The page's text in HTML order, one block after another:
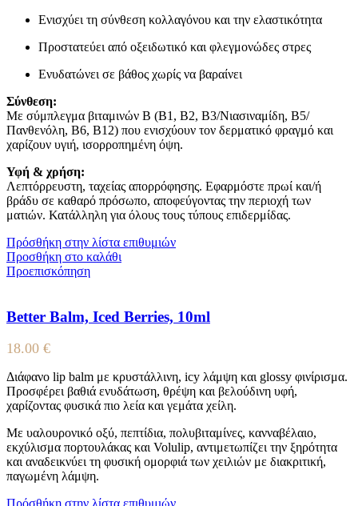
Ενισχύει τη σύνθεση κολλαγόνου και την ελαστικότητα
Προστατεύει από οξειδωτικό και φλεγμονώδες στρες
Ενυδατώνει σε βάθος χωρίς να βαραίνει
Σύνθεση:
Με σύμπλεγμα βιταμινών Β (Β1, Β2, Β3/Νιασιναμίδη, Β5/
Πανθενόλη, Β6, Β12) που ενισχύουν τον δερματικό φραγμό και
χαρίζουν υγιή, ισορροπημένη όψη.
Υφή & χρήση:
Λεπτόρρευστη, ταχείας απορρόφησης. Εφαρμόστε πρωί και/ή
βράδυ σε καθαρό πρόσωπο, αποφεύγοντας την περιοχή των
ματιών. Κατάλληλη για όλους τους τύπους επιδερμίδας.
Πρόσθήκη στην λίστα επιθυμιών
Προσθήκη στο καλάθι
Προεπισκόπηση
Better Balm, Iced Berries, 10ml
18.00 €
Διάφανο lip balm με κρυστάλλινη, icy λάμψη και glossy φινίρισμα.
Προσφέρει βαθιά ενυδάτωση, θρέψη και βελούδινη υφή,
χαρίζοντας φυσικά πιο λεία και γεμάτα χείλη.
Με υαλουρονικό οξύ, πεπτίδια, πολυβιταμίνες, κανναβέλαιο,
εκχύλισμα πορτουλάκας και Volulip, αντιμετωπίζει την ξηρότητα
και αναδεικνύει τη φυσική ομορφιά των χειλιών με διακριτική,
παγωμένη λάμψη.